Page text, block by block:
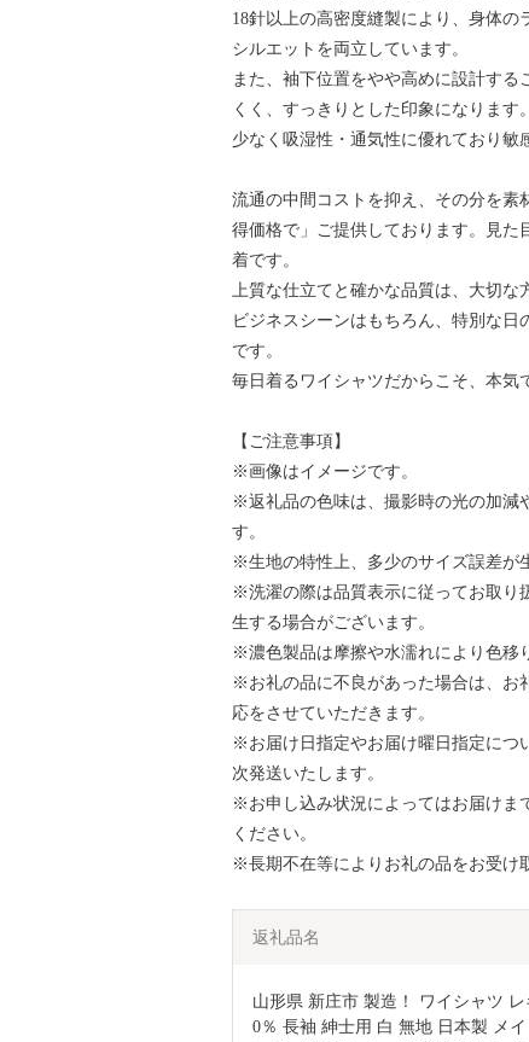
18針以上の高密度縫製により、身体
シルエットを両立しています。
また、袖下位置をやや高めに設計す
くく、すっきりとした印象になりま
少なく吸湿性・通気性に優れており敏
流通の中間コストを抑え、その分を素
得価格で」ご提供しております。見た
着です。
上質な仕立てと確かな品質は、大切な
ビジネスシーンはもちろん、特別な
です。
毎日着るワイシャツだからこそ、本気
【ご注意事項】
※画像はイメージです。
※返礼品の色味は、撮影時の光の加減
す。
※生地の特性上、多少のサイズ誤差が
※洗濯の際は品質表示に従ってお取り
生する場合がございます。
※濃色製品は摩擦や水濡れにより色移
※お礼の品に不良があった場合は、お
応をさせていただきます。
※お届け日指定やお届け曜日指定につ
次発送いたします。
※お申し込み状況によってはお届けま
ください。
※長期不在等によりお礼の品をお受け
返礼品名
山形県 新庄市 製造！ ワイシャツ
0％ 長袖 紳士用 白 無地 日本製 メ